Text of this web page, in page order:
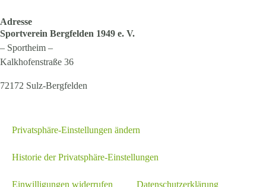
Adresse
Sportverein Bergfelden 1949 e. V.
– Sportheim –
Kalkhofenstraße 36
72172 Sulz-Bergfelden
Privatsphäre-Einstellungen ändern
Historie der Privatsphäre-Einstellungen
Einwilligungen widerrufen Datenschutzerklärung